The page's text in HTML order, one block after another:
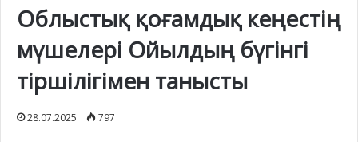
Облыстық қоғамдық кеңестің
мүшелері Ойылдың бүгінгі
тіршілігімен танысты
28.07.2025 797